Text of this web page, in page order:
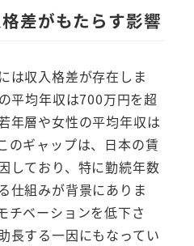
差がもたらす影響
は収入格差が存在しま
平均年収は700万円を超
年層や女性の平均年収は
のギャップは、日本の賃
しており、特に勤続年数
仕組みが背景にありま
チベーションを低下さ
長する一因にもなってい